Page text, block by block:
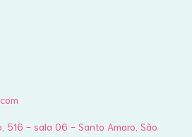
516 - sala 06 - Santo Amaro, São